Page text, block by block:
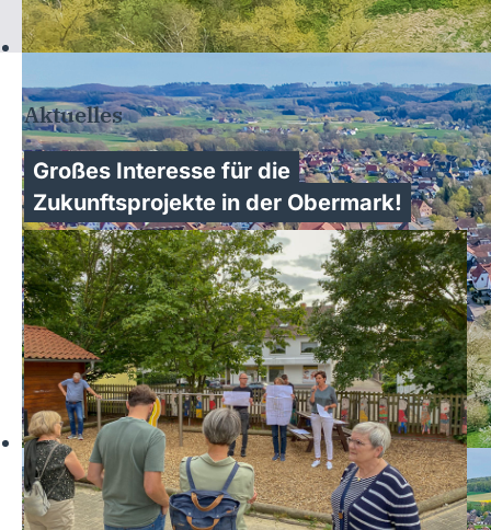
Aktuelles
Großes Interesse für die
Zukunftsprojekte in der Obermark!